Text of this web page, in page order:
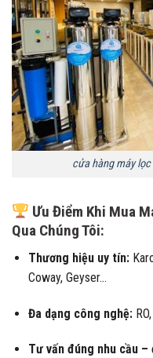
cửa hàng máy
Ưu Điểm Khi Mua
Qua Chúng Tôi:
Thương hiệu uy tín:
Coway, Geyser…
Đa dạng công nghệ:
Tư vấn đúng nhu cầu